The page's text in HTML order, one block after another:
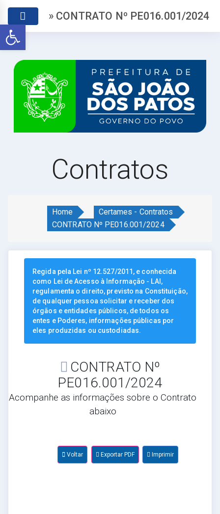
Abrir a barra de ferramentas
» CONTRATO Nº PE016.001/2024
Contratos
Home
Certames - Contratos
CONTRATO Nº PE016.001/2024
Regida pela Lei nº 12.527/2011, e conhecida
como Lei de Acesso à Informação - LAI,
regulamenta o direito, previsto na Constituição,
de qualquer pessoa solicitar e receber dos
órgãos e entidades públicos, de todos os
entes e Poderes, informações públicas por
eles produzidas ou custodiadas.
CONTRATO Nº
PE016.001/2024
Acompanhe as informações sobre o Contrato
abaixo
Voltar Exportar PDF Imprimir